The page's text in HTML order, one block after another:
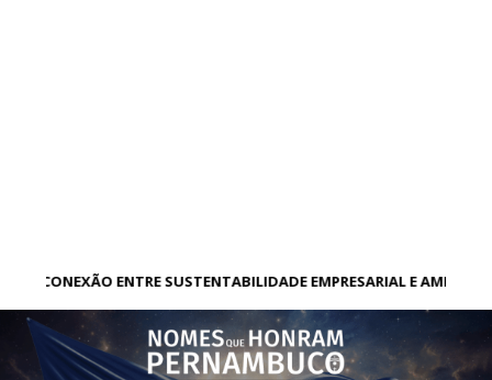
A CONEXÃO ENTRE SUSTENTABILIDADE EMPRESARIAL E